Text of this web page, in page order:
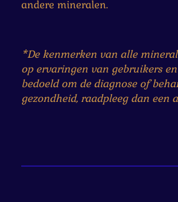
andere mineralen.
*De kenmerken van alle
op ervaringen van gebruikers
bedoeld om de diagnose of
gezondheid, raadpleeg dan een